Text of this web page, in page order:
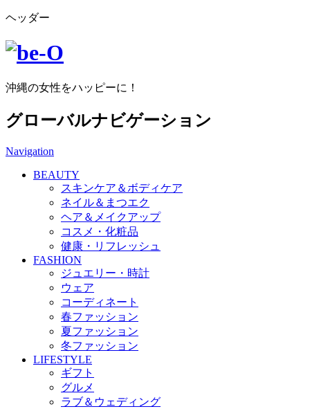
ヘッダー
沖縄の女性をハッピーに！
グローバルナビゲーション
Navigation
BEAUTY
スキンケア＆ボディケア
ネイル＆まつエク
ヘア＆メイクアップ
コスメ・化粧品
健康・リフレッシュ
FASHION
ジュエリー・時計
ウェア
コーディネート
春ファッション
夏ファッション
冬ファッション
LIFESTYLE
ギフト
グルメ
ラブ＆ウェディング